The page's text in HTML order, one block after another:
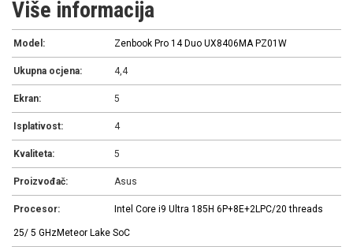
Više informacija
Model: Zenbook Pro 14 Duo UX8406MA PZ01W
Ukupna ocjena: 4,4
Ekran: 5
Isplativost: 4
Kvaliteta: 5
Proizvođač: Asus
Procesor: Intel Core i9 Ultra 185H 6P+8E+2LPC/20 threads
25/ 5 GHzMeteor Lake SoC